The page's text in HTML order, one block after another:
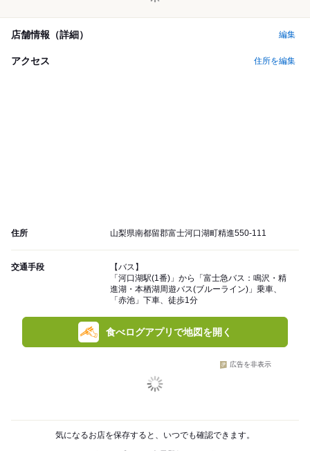
店舗情報（詳細） 編集
アクセス 住所を編集
住所 山梨県南都留郡富士河口湖町精進550-111
交通手段
【バス】
「河口湖駅(1番)」から「富士急バス：鳴沢・精
進湖・本栖湖周遊バス(ブルーライン)」乗車、
「赤池」下車、徒歩1分
食べログアプリで地図を開く
広告を非表示
気になるお店を保存すると、いつでも確認できます。